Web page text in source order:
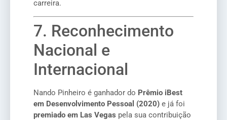
carreira.
7. Reconhecimento
Nacional e
Internacional
Nando Pinheiro é ganhador do Prêmio iBest
em Desenvolvimento Pessoal (2020) e já foi
premiado em Las Vegas pela sua contribuição